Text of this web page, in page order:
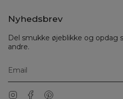
Nyhedsbrev
Del smukke øjeblikke og opdag
andre.
InstagramFacebook